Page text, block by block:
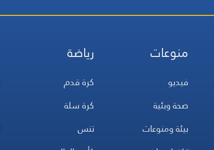
منوعات
فيديو
صحة وبئية
بيئة ومنوعات
رياضة
كرة قدم
كرة سلة
تنس